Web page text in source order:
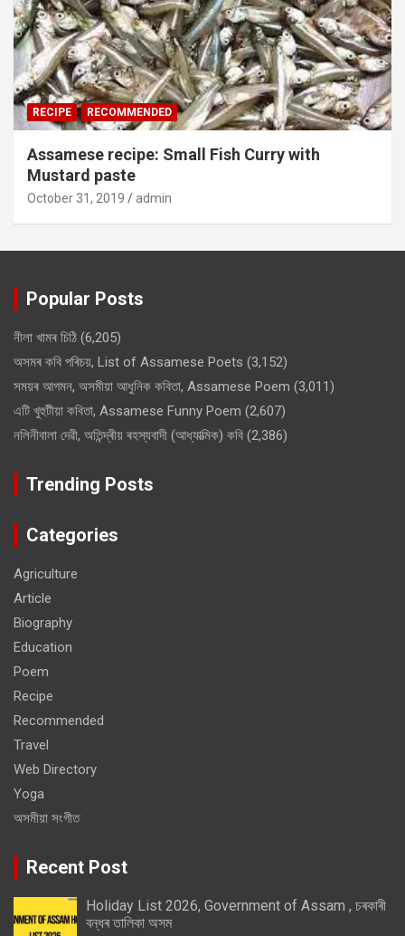
RECIPE RECOMMENDED
Assamese recipe: Small Fish Curry with
Mustard paste
October 31, 2019 admin
Popular Posts
নীলা খামৰ চিঠি (6,205)
অসমৰ কবি পৰিচয়, List of Assamese Poets (3,152)
সময়ৰ আগমন, অসমীয়া আধুনিক কবিতা, Assamese Poem (3,011)
এটি খুহুটীয়া কবিতা, Assamese Funny Poem (2,607)
নলিনীবালা দেৱী, অতিন্দ্ৰীয় ৰহস্যবাদী (আধ্যাত্মিক) কবি (2,386)
Trending Posts
Categories
Agriculture
Article
Biography
Education
Poem
Recipe
Recommended
Travel
Web Directory
Yoga
অসমীয়া সংগীত
Recent Post
Holiday List 2026, Government of Assam , চৰকাৰী
বন্ধৰ তালিকা অসম